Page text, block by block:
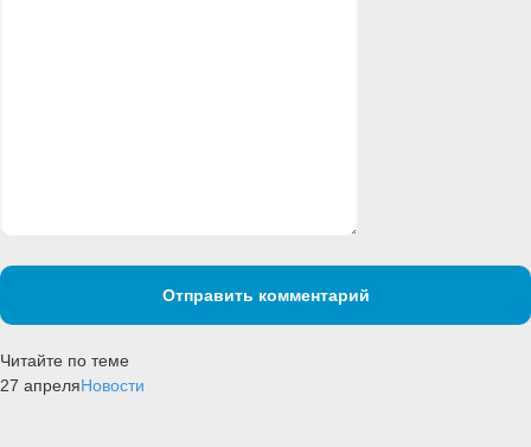
Отправить комментарий
Читайте по теме
27 апреляНовости